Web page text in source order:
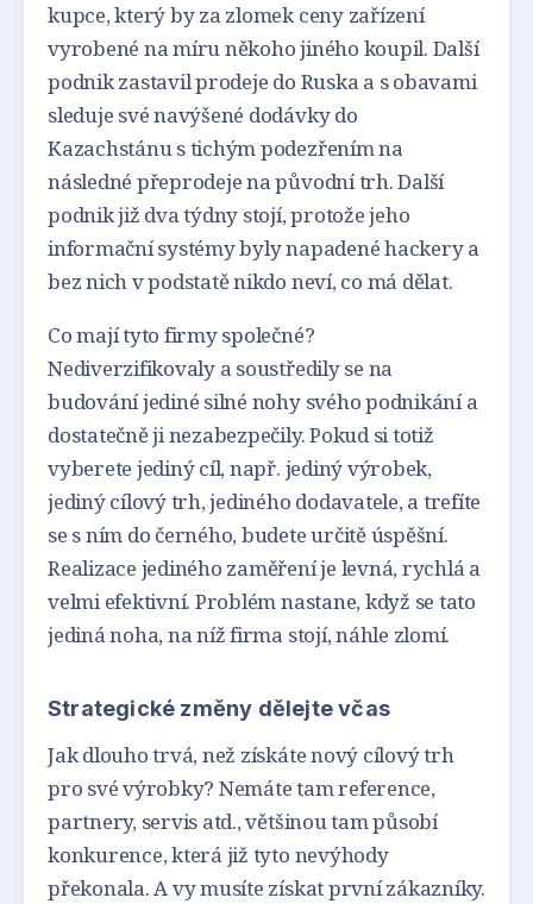
kupce, který by za zlomek ceny zařízení
vyrobené na míru někoho jiného koupil. Další
podnik zastavil prodeje do Ruska a s obavami
sleduje své navýšené dodávky do
Kazachstánu s tichým podezřením na
následné přeprodeje na původní trh. Další
podnik již dva týdny stojí, protože jeho
informační systémy byly napadené hackery a
bez nich v podstatě nikdo neví, co má dělat.
Co mají tyto firmy společné?
Nediverzifikovaly a soustředily se na
budování jediné silné nohy svého podnikání a
dostatečně ji nezabezpečily. Pokud si totiž
vyberete jediný cíl, např. jediný výrobek,
jediný cílový trh, jediného dodavatele, a trefíte
se s ním do černého, budete určitě úspěšní.
Realizace jediného zaměření je levná, rychlá a
velmi efektivní. Problém nastane, když se tato
jediná noha, na níž firma stojí, náhle zlomí.
Strategické změny dělejte včas
Jak dlouho trvá, než získáte nový cílový trh
pro své výrobky? Nemáte tam reference,
partnery, servis atd., většinou tam působí
konkurence, která již tyto nevýhody
překonala. A vy musíte získat první zákazníky.